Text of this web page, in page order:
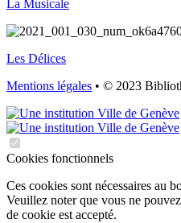
La Musicale
Les Délices
Mentions légales • © 2023
Cookies fonctionnels
Ces cookies sont nécessaires au
Veuillez noter que vous ne
de cookie est accepté.